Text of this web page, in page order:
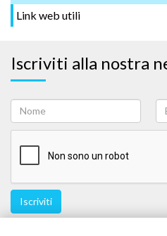
Link web utili
Iscriviti alla nostra
Iscriviti